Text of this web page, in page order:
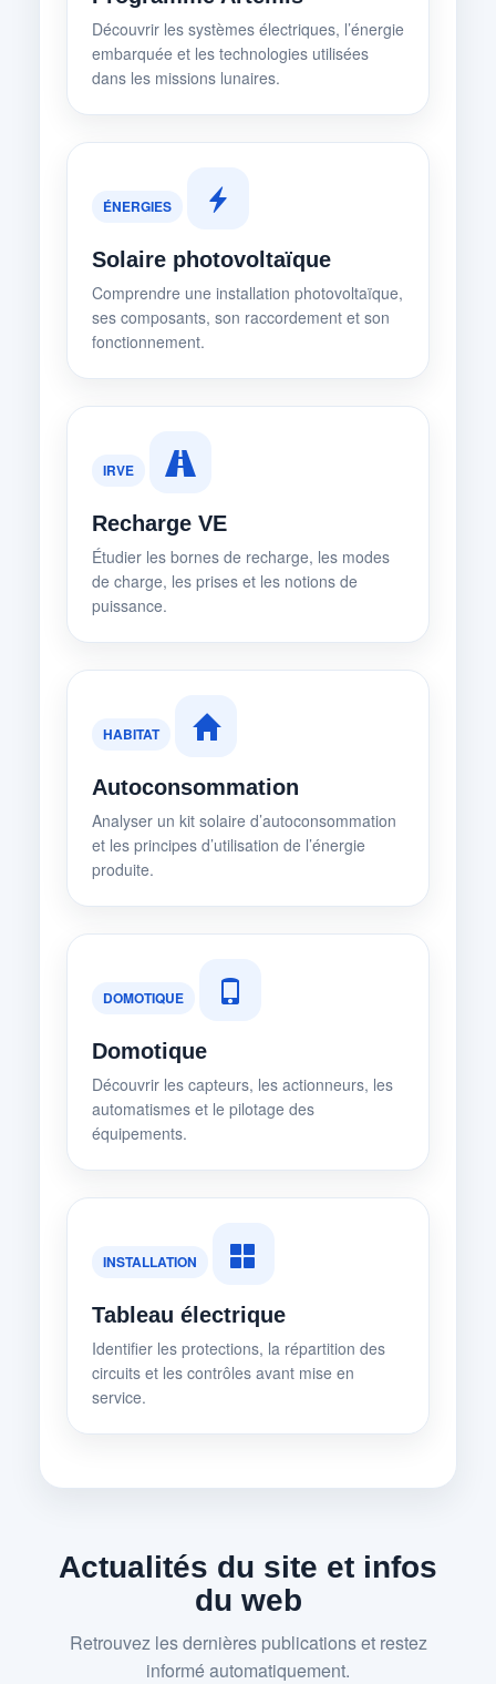
Découvrir les systèmes électriques, l’énergie
embarquée et les technologies utilisées
dans les missions lunaires.
ÉNERGIES
Solaire photovoltaïque
Comprendre une installation photovoltaïque,
ses composants, son raccordement et son
fonctionnement.
IRVE
Recharge VE
Étudier les bornes de recharge, les modes
de charge, les prises et les notions de
puissance.
HABITAT
Autoconsommation
Analyser un kit solaire d’autoconsommation
et les principes d’utilisation de l’énergie
produite.
DOMOTIQUE
Domotique
Découvrir les capteurs, les actionneurs, les
automatismes et le pilotage des
équipements.
INSTALLATION
Tableau électrique
Identifier les protections, la répartition des
circuits et les contrôles avant mise en
service.
Actualités du site et infos
du web
Retrouvez les dernières publications et restez
informé automatiquement.